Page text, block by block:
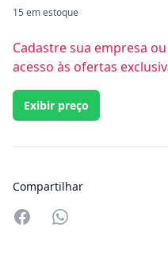
15 em estoque
Cadastre sua empresa
acesso às ofertas
Exibir preço
Compartilhar
Compartilhar no